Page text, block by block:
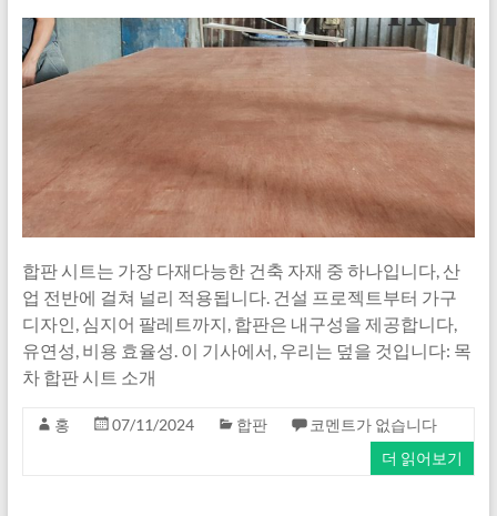
합판 시트는 가장 다재다능한 건축 자재 중 하나입니다, 산
업 전반에 걸쳐 널리 적용됩니다. 건설 프로젝트부터 가구
디자인, 심지어 팔레트까지, 합판은 내구성을 제공합니다,
유연성, 비용 효율성. 이 기사에서, 우리는 덮을 것입니다: 목
차 합판 시트 소개
홍 07/11/2024 합판
코멘트가 없습니다
더 읽어보기